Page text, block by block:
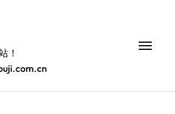
！